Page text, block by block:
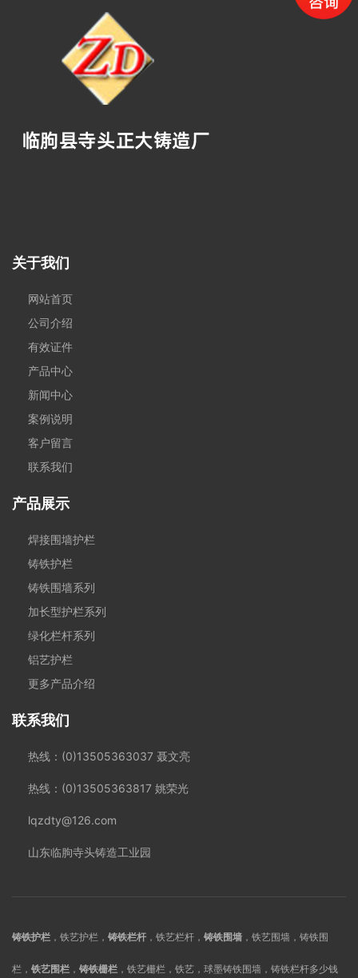
关于我们
网站首页
公司介绍
有效证件
产品中心
新闻中心
案例说明
客户留言
联系我们
产品展示
焊接围墙护栏
铸铁护栏
铸铁围墙系列
加长型护栏系列
绿化栏杆系列
铝艺护栏
更多产品介绍
联系我们
热线：(0)13505363037 聂文亮
热线：(0)13505363817 姚荣光
lqzdty@126.com
山东临朐寺头铸造工业园
铸铁护栏 ，铁艺护栏， 铸铁栏杆 ，铁艺栏杆， 铸铁围墙 ，铁艺围墙，铸铁围
栏， 铁艺围栏 ， 铸铁栅栏 ，铁艺栅栏，铁艺，球墨铸铁围墙，铸铁栏杆多少钱